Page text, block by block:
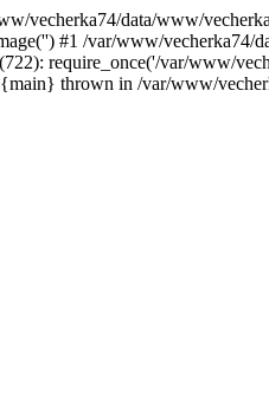
vecherka74/data/www/
#1 /var/www/vecherka74/
require_once('/var/www/
thrown in /var/www/